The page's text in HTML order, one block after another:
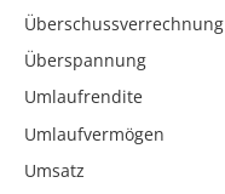
Überschussverrechnung
Überspannung
Umlaufrendite
Umlaufvermögen
Umsatz